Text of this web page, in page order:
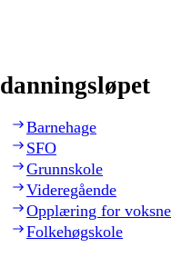
Barnehage
SFO
Grunnskole
Videregående
Opplæring for voksne
Folkehøgskole